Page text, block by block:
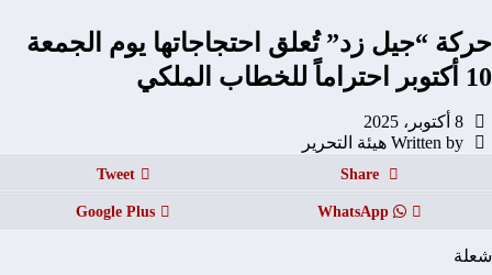
حركة “جيل زد” تُعلق احتجاجاتها يوم الجمعة
10 أكتوبر احتراماً للخطاب الملكي
8 أكتوبر، 2025
Written by هيئة التحرير
Share
Tweet
WhatsApp
Google Plus
شعلة